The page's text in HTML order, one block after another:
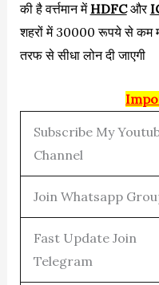
की है वर्त्तमान मेंHDFCऔर
शहरों में 30000 रूपये से कम
तरफ से सीधा लोन दी जाएगी
Subscribe My
Channel
Join Whatsapp
Fast Update Join
Telegram